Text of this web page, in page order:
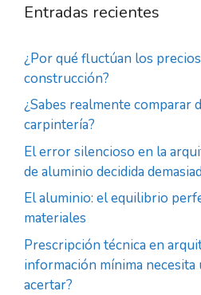
Entradas recientes
¿Por qué fluctúan los
construcción?
¿Sabes realmente comparar
carpintería?
El error silencioso en la
de aluminio decidida
El aluminio: el equilibrio
materiales
Prescripción técnica en
información mínima
acertar?